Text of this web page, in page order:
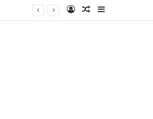
Log InRandom Article
Sidebar